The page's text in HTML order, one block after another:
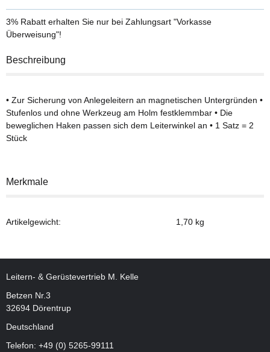
3% Rabatt erhalten Sie nur bei Zahlungsart "Vorkasse
Überweisung"!
Beschreibung
• Zur Sicherung von Anlegeleitern an magnetischen Untergründen •
Stufenlos und ohne Werkzeug am Holm festklemmbar • Die
beweglichen Haken passen sich dem Leiterwinkel an • 1 Satz = 2
Stück
Merkmale
Artikelgewicht: 1,70 kg
Leitern- & Gerüstevertrieb M. Kelle
Betzen Nr.3
32694 Dörentrup
Deutschland
Telefon: +49 (0) 5265-99111